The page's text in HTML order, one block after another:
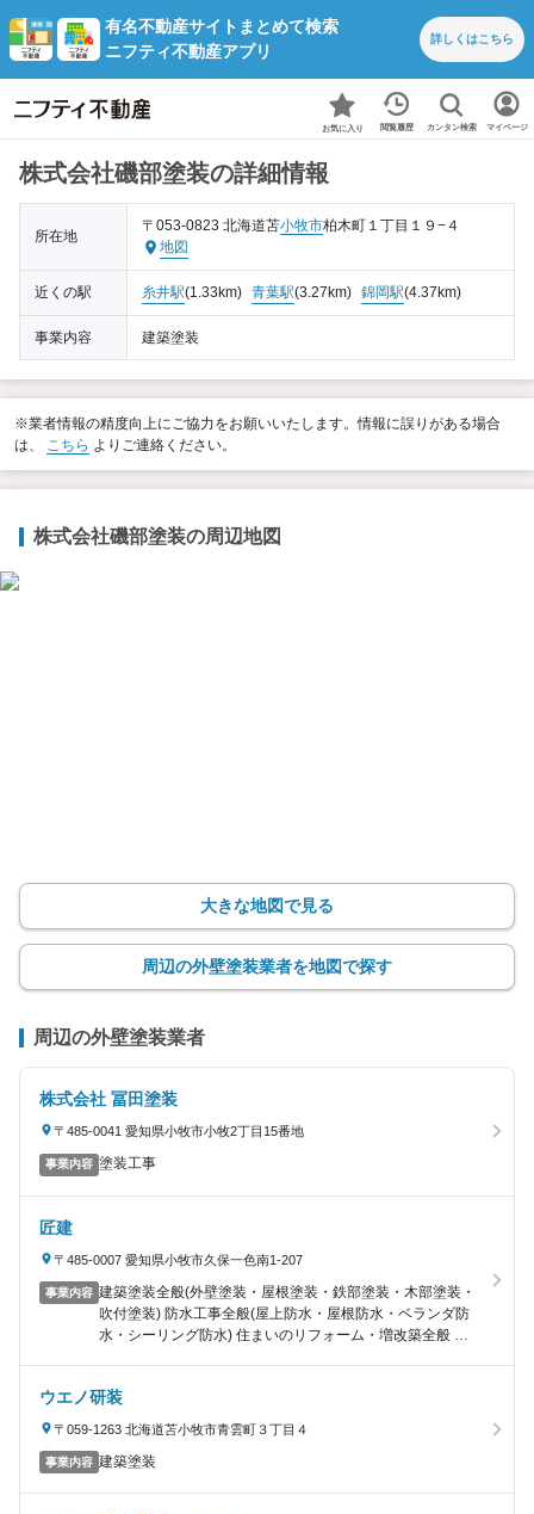
有名不動産サイトまとめて検索
ニフティ不動産アプリ
詳しくはこちら
お気に入り 閲覧履歴 カンタン検索 マイページ
株式会社磯部塗装の詳細情報
所在地
〒053-0823 北海道苫小牧市柏木町１丁目１９−４
地図
近くの駅 糸井駅(1.33km) 青葉駅(3.27km) 錦岡駅(4.37km)
事業内容 建築塗装
※業者情報の精度向上にご協力をお願いいたします。情報に誤りがある場合
は、 こちら よりご連絡ください。
株式会社磯部塗装の周辺地図
大きな地図で見る
周辺の外壁塗装業者を地図で探す
周辺の外壁塗装業者
株式会社 冨田塗装
〒485-0041 愛知県小牧市小牧2丁目15番地
事業内容 塗装工事
匠建
〒485-0007 愛知県小牧市久保一色南1-207
事業内容 建築塗装全般(外壁塗装・屋根塗装・鉄部塗装・木部塗装・
吹付塗装) 防水工事全般(屋上防水・屋根防水・ベランダ防
水・シーリング防水) 住まいのリフォーム・増改築全般 エ
ウエノ研装
〒059-1263 北海道苫小牧市青雲町３丁目４
事業内容 建築塗装